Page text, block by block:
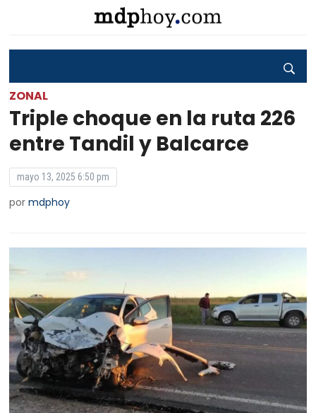
ZONAL
Triple choque en la ruta 226
entre Tandil y Balcarce
mayo 13, 2025 6:50 pm
pormdphoy